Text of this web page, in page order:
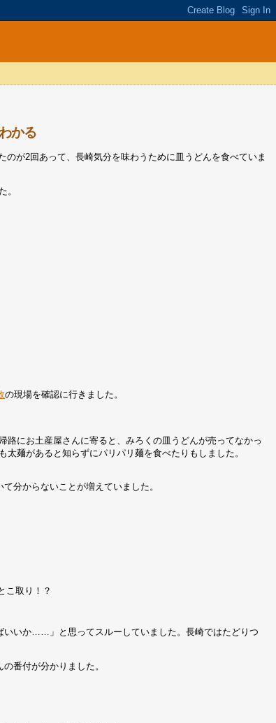
かる
が2回あって、長崎気分を味わうために皿うどんを食べていま
。
の現場を確認に行きました。
路にお土産屋さんに寄ると、みろくの皿うどんが売ってなかっ
麺があると知らずにパリパリ麺を食べたりもしました。
分からないことが増えていました。
こ取り！？
いいか……」と思ってスルーしていました。長崎ではたどりつ
番付が分かりました。